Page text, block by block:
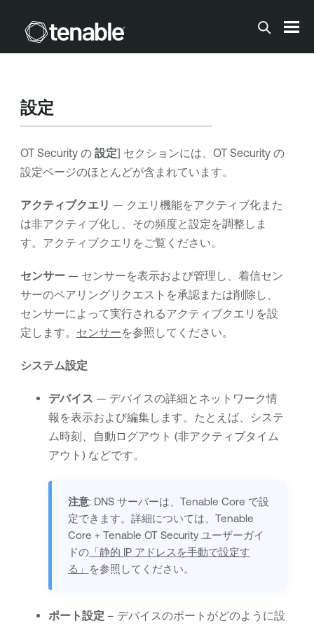
メインコンテンツに移動する
設定
OT Securityの 設定] セクションには、 OT Securityの
設定ページのほとんどが含まれています。
アクティブクエリ — クエリ機能をアクティブ化また
は非アクティブ化し、その頻度と設定を調整しま
す。アクティブクエリをご覧ください。
センサー— センサーを表示および管理し、着信セン
サーのペアリングリクエストを承認または削除し、
センサーによって実行されるアクティブクエリを設
定します。 センサーを参照してください。
システム設定
デバイス — デバイスの詳細とネットワーク情
報を表示および編集します。たとえば、システ
ム時刻、自動ログアウト (非アクティブタイム
アウト) などです。
注意: DNS サーバーは、 Tenable Core で設
定できます。詳細については、 Tenable
Core + Tenable OT Securityユーザーガイ
ドの「静的 IP アドレスを手動で設定す
る」
を参照してください。
ポート設定 – デバイスのポートがどのように設